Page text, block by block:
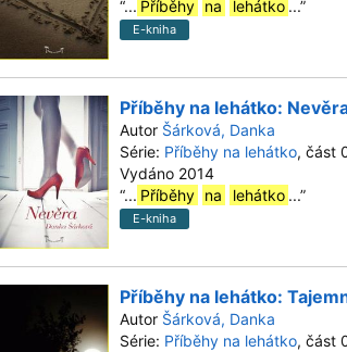
“... Příběhy na lehátko ...”
E-kniha
Příběhy na lehátko:
Autor Šárková, Danka
Série: Příběhy na lehátko, část
Vydáno 2014
“... Příběhy na lehátko ...”
E-kniha
Příběhy na lehátko:
Autor Šárková, Danka
Série: Příběhy na lehátko, část